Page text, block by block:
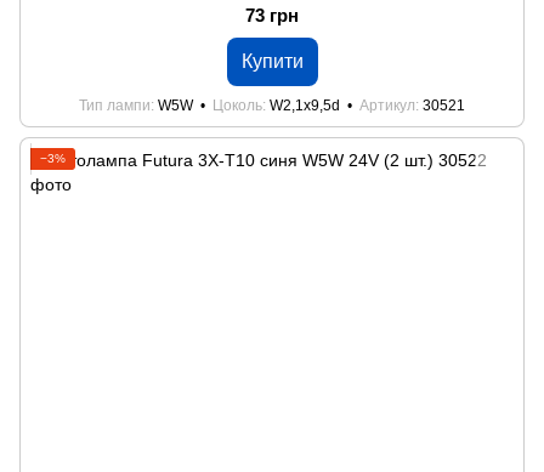
73 грн
Купити
Тип лампи W5W Цоколь W2,1x9,5d Артикул 30521
−3%